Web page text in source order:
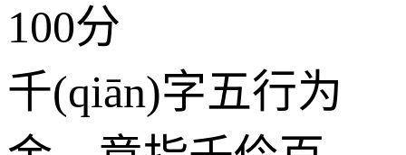
100分
千(qiān)字五行为